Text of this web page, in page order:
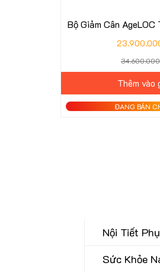
Bộ Giảm Cân
TR ME Nu
Thêm vào
ĐANG BÁN
Nội Tiết
Sức Khỏe